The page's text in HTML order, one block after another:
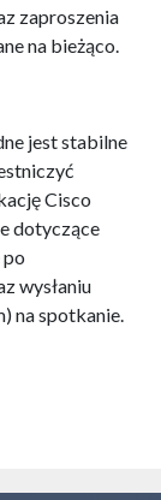
zaproszenia
na bieżąco.
jest stabilne
Cisco
dotyczące
po
wysłaniu
na spotkanie.